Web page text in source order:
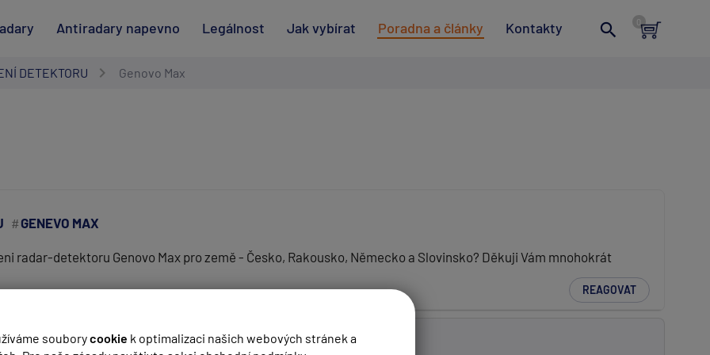
souborycookie k optimalizaci našich webových stránek a
Antiradary napevno Legálnost Jak vybírat Poradna a články Kontakty
DETEKTORU Genovo Max
GENEVO MAX
radar-detektoru Genovo Max pro země - Česko, Rakousko, Německo a Slovinsko? Děkuji Vám mnohokrát
REAGOVAT